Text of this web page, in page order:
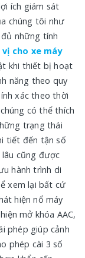
ích giám sát
chúng tôi như
những tính
cho xe máy
khi thiết bị hoạt
năng theo quy
xác theo thời
có thể thích
trạng thái
tiết đến tận số
cũng được
hành trình di
xem lại bất cứ
hiện nổ máy
mở khóa AAC,
phép giúp cảnh
phép cài 3 số